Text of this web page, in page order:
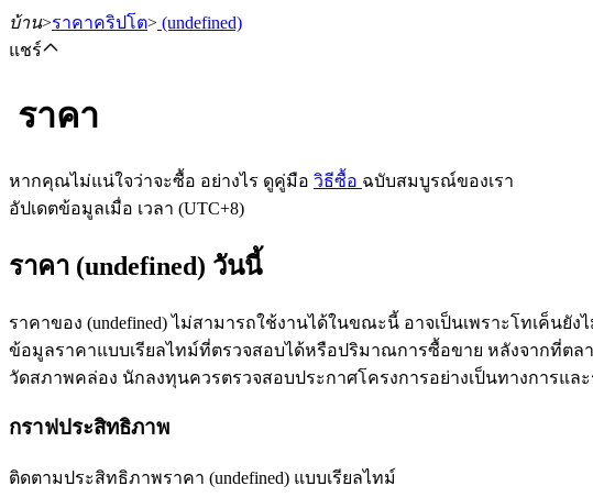
บ้าน>ราคาคริปโต> (undefined)
แชร์
ราคา
หากคุณไม่แน่ใจว่าจะซื้อ อย่างไร ดูคู่มือ วิธีซื้อ ฉบับสมบูรณ์ของเรา
อัปเดตข้อมูลเมื่อ เวลา (UTC+8)
ราคา (undefined) วันนี้
ราคาของ (undefined) ไม่สามารถใช้งานได้ในขณะนี้ อาจเป็นเพราะโทเค็น
ข้อมูลราคาแบบเรียลไทม์ที่ตรวจสอบได้หรือปริมาณการซื้อขาย หลังจากที่ต
วัดสภาพคล่อง นักลงทุนควรตรวจสอบประกาศโครงการอย่างเป็นทางการแล
กราฟประสิทธิภาพ
ติดตามประสิทธิภาพราคา (undefined) แบบเรียลไทม์